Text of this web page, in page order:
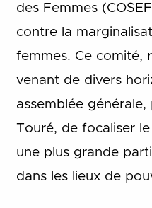
des Femmes
contre la
femmes. Ce comité,
venant de divers
assemblée
Touré, de focaliser
une plus grande
dans les lieux de